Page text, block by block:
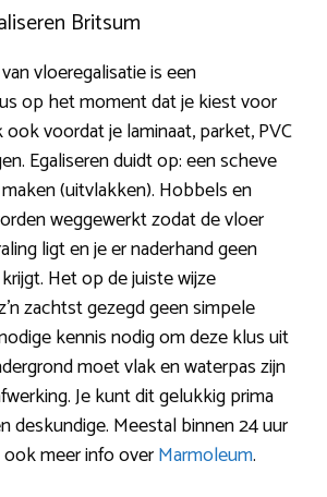
Britsum
vloeregalisatie is een
op het moment dat je kiest voor
voordat je laminaat, parket, PVC
Egaliseren duidt op: een scheve
(uitvlakken). Hobbels en
weggewerkt zodat de vloer
ligt en je er naderhand geen
Het op de juiste wijze
zachtst gezegd geen simpele
kennis nodig om deze klus uit
moet vlak en waterpas zijn
Je kunt dit gelukkig prima
deskundige. Meestal binnen 24 uur
meer info overMarmoleum.